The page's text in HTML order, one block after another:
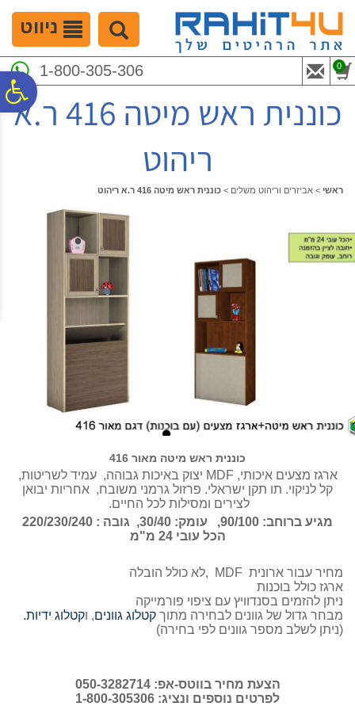
נגישות
המרכזי
ניווט
1-800-305-306 0
כוננית ראש מיטה 416 ר.א
ריהוט
ראשי > אביזרים וריהוט משלים > כוננית ראש מיטה 416 ר.א ריהוט
כוננית ראש מיטה מאור 416
ארגז מצעים איכותי, MDF יצוק באיכות גבוהה, עמיד לשריטות,
קל לניקוי. תו תקן ישראלי. פרזול גרמני משובח, אחריות יבואן
לצירים ומסילות לכל החיים.
מגיע ברוחב: 90/100, עומק: 30/40, גובה : 220/230/240
הכל עובי 24 מ"מ
מחיר עבור ארונית MDF ,לא כולל הובלה
ארגז כולל בוכנות
ניתן להזמים בסנדוויץ עם ציפוי פורמייקה
מבחר גדול של גוונים לבחירה מתוך קטלוג גוונים, וקטלוג ידיות.
(ניתן לשלב מספר גוונים לפי בחירה)
הצעת מחיר בווטס-אפ: 050-3282714
לפרטים נוספים ונציג: 1-800-305306